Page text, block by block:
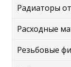
Радиаторы
Расходные
Резьбовые